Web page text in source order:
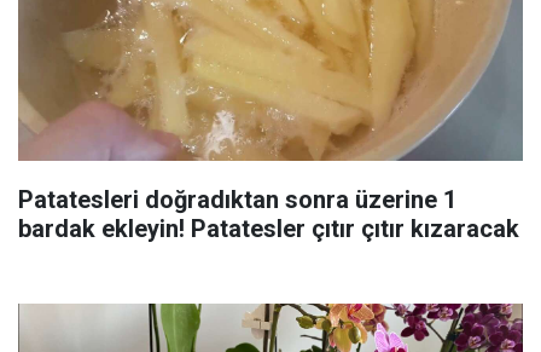
Patatesleri doğradıktan sonra üzerine 1
bardak ekleyin! Patatesler çıtır çıtır kızaracak